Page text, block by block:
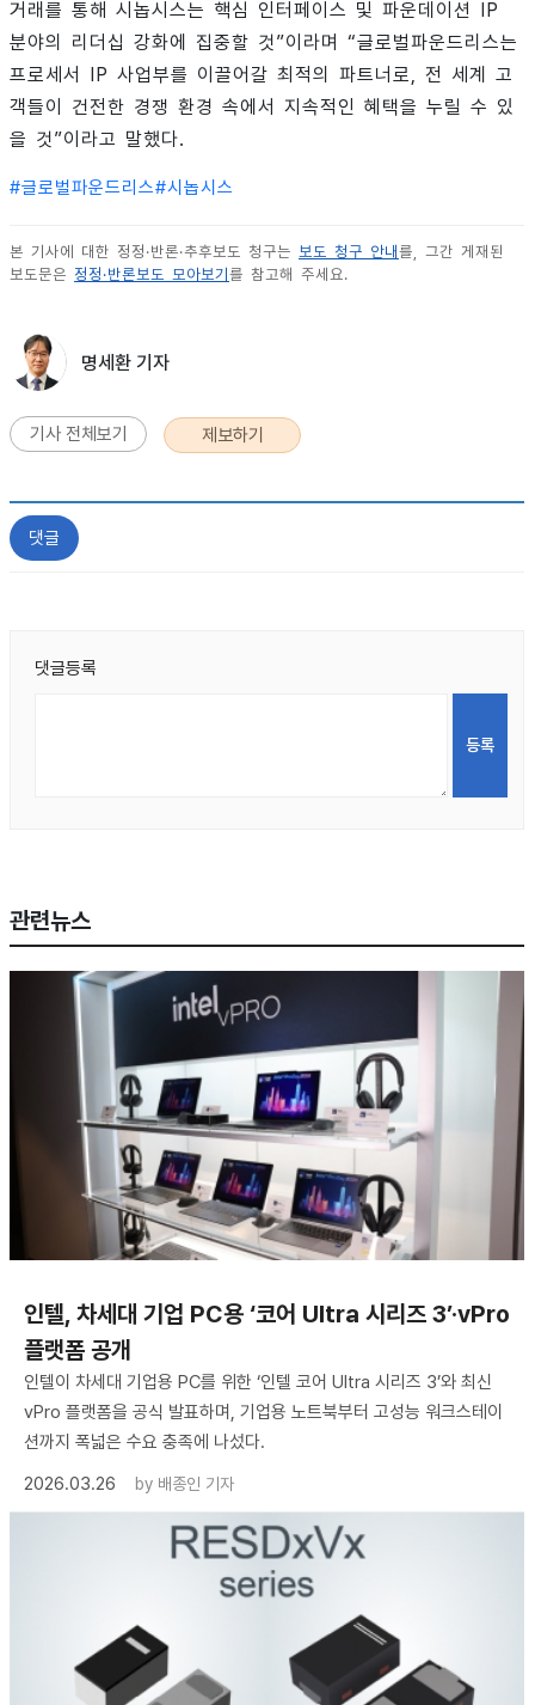
거래를 통해 시놉시스는 핵심 인터페이스 및 파운데이션 IP
분야의 리더십 강화에 집중할 것”이라며 “글로벌파운드리스는
프로세서 IP 사업부를 이끌어갈 최적의 파트너로, 전 세계 고
객들이 건전한 경쟁 환경 속에서 지속적인 혜택을 누릴 수 있
을 것”이라고 말했다.
#글로벌파운드리스#시놉시스
본 기사에 대한 정정·반론·추후보도 청구는 보도 청구 안내 를, 그간 게재된
보도문은 정정·반론보도 모아보기 를 참고해 주세요.
명세환 기자
기사 전체보기 제보하기
댓글
댓글등록
관련뉴스
인텔, 차세대 기업 PC용 ‘코어 Ultra 시리즈 3’·vPro
플랫폼 공개
인텔이 차세대 기업용 PC를 위한 ‘인텔 코어 Ultra 시리즈 3’와 최신
vPro 플랫폼을 공식 발표하며, 기업용 노트북부터 고성능 워크스테이
션까지 폭넓은 수요 충족에 나섰다.
2026.03.26
by 배종인 기자